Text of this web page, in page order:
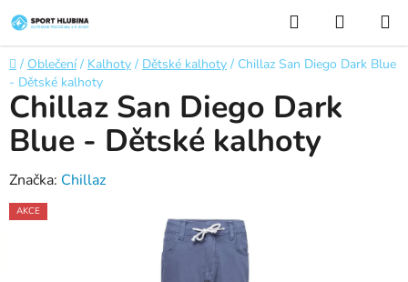
na
obsah
Hledat
KOŠÍK
Domů
/ Oblečení / Kalhoty / Dětské kalhoty / Chillaz San Diego Dark Blue
- Dětské kalhoty
Chillaz San Diego Dark
Blue - Dětské kalhoty
Značka: Chillaz
AKCE